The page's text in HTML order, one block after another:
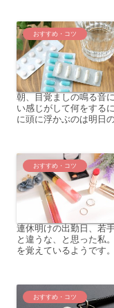
おすすめ・コツ
朝、目覚ましの鳴る音
い感じがして何をする
に頭に浮かぶのは明日
おすすめ・コツ
連休明けの出勤日、若
と違うな、と思った私
を覚えているようです
おすすめ・コツ